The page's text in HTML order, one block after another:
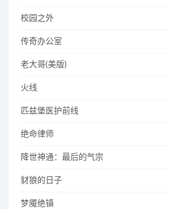
校园之外
传奇办公室
老大哥(美版)
火线
匹兹堡医护前线
绝命律师
降世神通：最后的气宗
豺狼的日子
梦魇绝镇